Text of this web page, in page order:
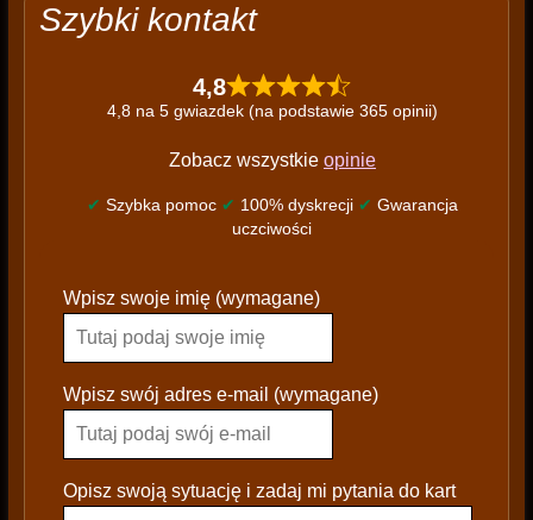
Szybki kontakt
4,8
4,8 na 5 gwiazdek (na podstawie 365 opinii)
Zobacz wszystkie opinie
✔ Szybka pomoc ✔ 100% dyskrecji ✔ Gwarancja
uczciwości
l
a
s
e
a
Wpisz swoje imię (wymagane)
Wpisz swój adres e-mail (wymagane)
Opisz swoją sytuację i zadaj mi pytania do kart